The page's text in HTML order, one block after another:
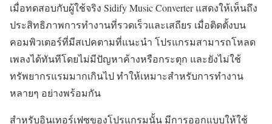
เมื่อทดสอบกับผู้ใช้จริง Sidify Music Converter แสดงให้เห็นถึง
ประสิทธิภาพการทำงานที่รวดเร็วและเสถียร เมื่อติดตั้งบน
คอมพิวเตอร์ที่มีสเปคตามที่แนะนำ โปรแกรมสามารถโหลด
เพลงได้ทันทีโดยไม่มีปัญหาค้างหรือกระตุก และยังไม่ใช้
ทรัพยากรแรมมากเกินไป ทำให้เหมาะสำหรับการทำงาน
หลายๆ อย่างพร้อมกัน
สำหรับอินเทอร์เฟซของโปรแกรมนั้น มีการออกแบบให้ใช้